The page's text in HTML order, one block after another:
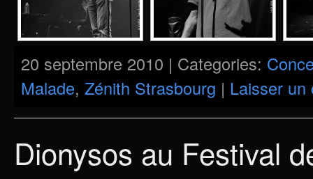
20 septembre 2010 | Categories:
Malade, Zénith Strasbourg | Laisser un
Dionysos au Festival